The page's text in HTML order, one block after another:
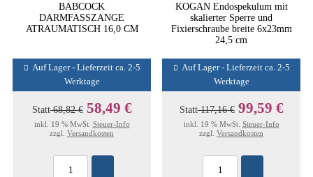
BABCOCK
DARMFASSZANGE
ATRAUMATISCH 16,0 CM
Auf Lager - Lieferzeit ca. 2-5
Werktage
Statt68,82 € 58,49 €
inkl. 19 % MwSt. Steuer-Info
zzgl. Versandkosten
KOGAN Endospekulum mit
skalierter Sperre und
Fixierschraube breite 6x23mm
24,5 cm
Auf Lager - Lieferzeit ca. 2-5
Werktage
Statt117,16 € 99,59 €
inkl. 19 % MwSt. Steuer-Info
zzgl. Versandkosten